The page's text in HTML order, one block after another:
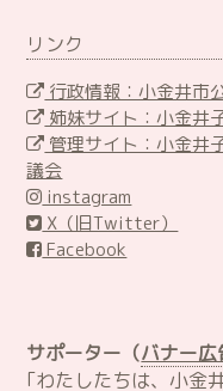
リンク
行政情報：小金井市
姉妹サイト：小金井
管理サイト：小金井
議会
instagram
X（旧Twitter）
Facebook
サポーター（バナー広
｢わたしたちは、小金